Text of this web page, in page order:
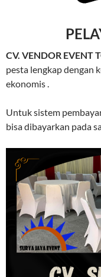
CV. VENDOR EVENT
pesta lengkap dengan
ekonomis .
Untuk sistem
bisa dibayarkan pada